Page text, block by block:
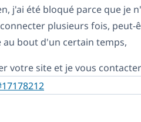
j'ai été bloqué parce que je
plusieurs fois, peut-
au bout d'un certain temps,
votre site et je vous